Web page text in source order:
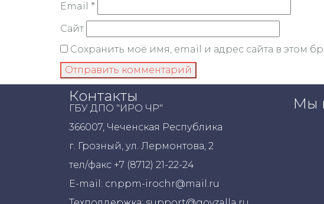
Email *
Сайт
Сохранить моё имя, email и адрес сайта в этом
Контакты
ГБУ ДПО "ИРО ЧР"
366007, Чеченская Республика
г. Грозный, ул. Лермонтова, 2
тел/факс +7 (8712) 21-22-24
E-mail: cnppm-irochr@mail.ru
Мы